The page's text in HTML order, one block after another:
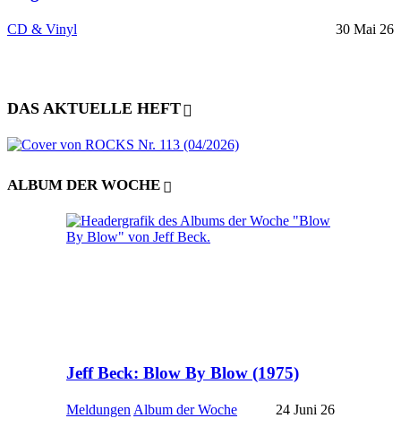
CD & Vinyl 30 Mai 26
DAS AKTUELLE HEFT
ALBUM DER WOCHE
Jeff Beck: Blow By Blow (1975)
Meldungen Album der Woche 24 Juni 26